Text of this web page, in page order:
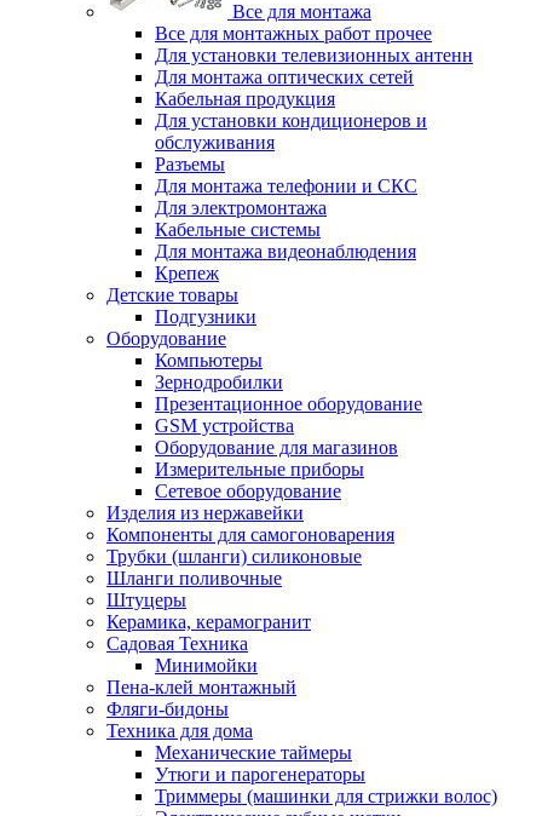
Все для монтажа
Все для монтажных работ прочее
Для установки телевизионных антенн
Для монтажа оптических сетей
Кабельная продукция
Для установки кондиционеров и
обслуживания
Разъемы
Для монтажа телефонии и СКС
Для электромонтажа
Кабельные системы
Для монтажа видеонаблюдения
Крепеж
Детские товары
Подгузники
Оборудование
Компьютеры
Зернодробилки
Презентационное оборудование
GSM устройства
Оборудование для магазинов
Измерительные приборы
Сетевое оборудование
Изделия из нержавейки
Компоненты для самогоноварения
Трубки (шланги) силиконовые
Шланги поливочные
Штуцеры
Керамика, керамогранит
Садовая Техника
Минимойки
Пена-клей монтажный
Фляги-бидоны
Техника для дома
Механические таймеры
Утюги и парогенераторы
Триммеры (машинки для стрижки волос)